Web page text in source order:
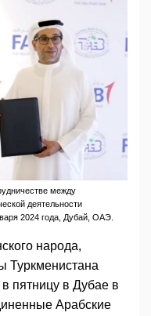
между
деятельности
2024 года, Дубай, ОАЭ.
народа,
Туркменистана
пятницу в Дубае в
Арабские